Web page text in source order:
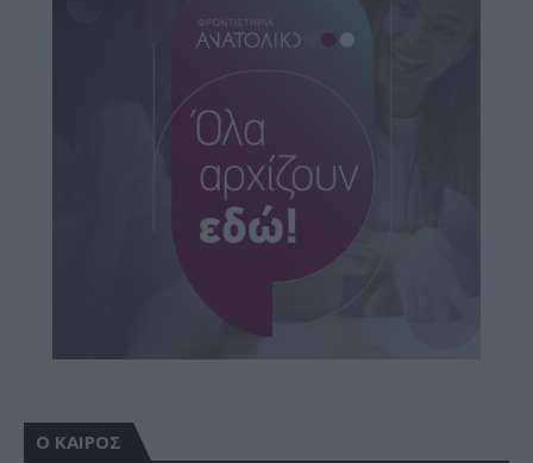
Ο ΚΑΙΡΟΣ